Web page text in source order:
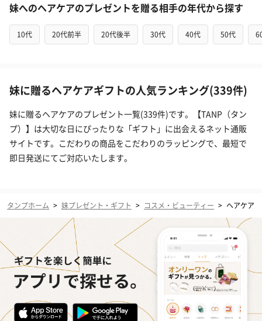
妹へのヘアケアのプレゼントを贈る相手の年代から探す
10代 20代前半 20代後半 30代 40代 50代
妹に贈るヘアケアギフトの人気ランキング(339件)
妹に贈るヘアケアのプレゼント一覧(339件)です。【TANP（タン
プ）】は大切な日にぴったりな「ギフト」に出会えるネット通販
サイトです。こだわりの商品をこだわりのラッピングで、最短で
即日発送にてご対応いたします。
タンプホーム > 妹プレゼント・ギフト > コスメ・ビューティー > ヘアケア